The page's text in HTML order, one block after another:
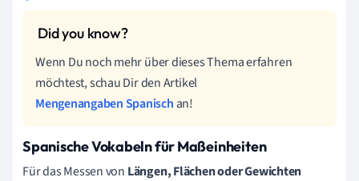
Wenn Du noch mehr über dieses Thema erfahren
möchtest, schau Dir den Artikel
Mengenangaben Spanisch an!
Spanische Vokabeln für Maßeinheiten
Für das Messen von Längen, Flächen oder Gewichten